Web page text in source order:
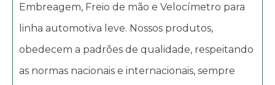
Embreagem, Freio de mão e Velocímetro para
linha automotiva leve. Nossos produtos,
obedecem a padrões de qualidade, respeitando
as normas nacionais e internacionais, sempre